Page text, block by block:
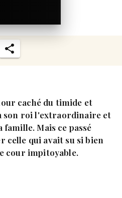
caché du timide et
son roi l'extraordinaire et
Mais ce passé
qui avait su si bien
cour impitoyable.